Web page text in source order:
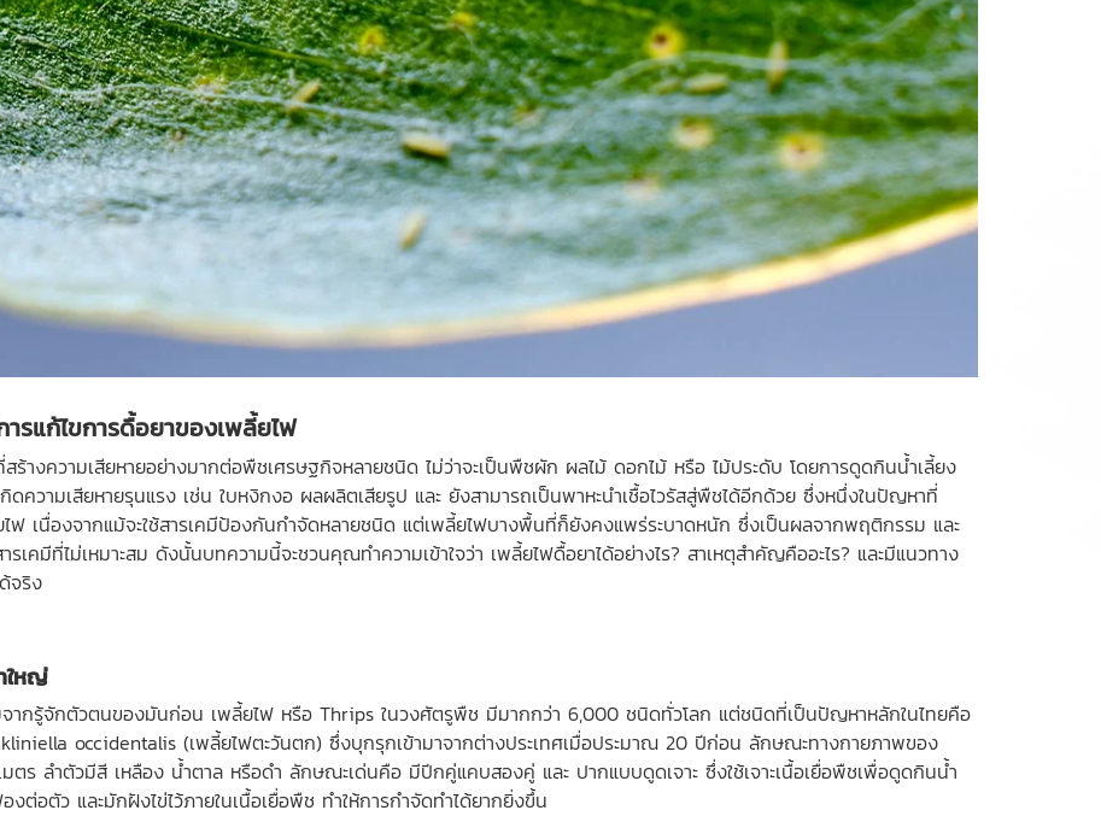
ารแก้ไขการดื้อยาของเพลี้ยไฟ
ร้างความเสียหายอย่างมากต่อพืชเศรษฐกิจหลายชนิด ไม่ว่าจะเป็นพืชผัก ผลไม้ ดอกไม้ หรือ ไม้ประดับ โดยการดูดกินน้ำเลี้ยง
ความเสียหายรุนแรง เช่น ใบหงิกงอ ผลผลิตเสียรูป และ ยังสามารถเป็นพาหะนำเชื้อไวรัสสู่พืชได้อีกด้วย ซึ่งหนึ่งในปัญหาที่
เนื่องจากแม้จะใช้สารเคมีป้องกันกำจัดหลายชนิด แต่เพลี้ยไฟบางพื้นที่ก็ยังคงแพร่ระบาดหนัก ซึ่งเป็นผลจากพฤติกรรม และ
คมีที่ไม่เหมาะสม ดังนั้นบทความนี้จะชวนคุณทำความเข้าใจว่า เพลี้ยไฟดื้อยาได้อย่างไร? สาเหตุสำคัญคืออะไร? และมีแนวทาง
จริง
ใหญ่
ริ่มจากรู้จักตัวตนของมันก่อน เพลี้ยไฟ หรือ Thrips ในวงศัตรูพืช มีมากกว่า 6,000 ชนิดทั่วโลก แต่ชนิดที่เป็นปัญหาหลักในไทยคือ
occidentalis (เพลี้ยไฟตะวันตก) ซึ่งบุกรุกเข้ามาจากต่างประเทศเมื่อประมาณ 20 ปีก่อน ลักษณะทางกายภาพของ
ร ลำตัวมีสี เหลือง น้ำตาล หรือดำ ลักษณะเด่นคือ มีปีกคู่แคบสองคู่ และ ปากแบบดูดเจาะ ซึ่งใช้เจาะเนื้อเยื่อพืชเพื่อดูดกินน้ำ
ต่อตัว และมักฝังไข่ไว้ภายในเนื้อเยื่อพืช ทำให้การกำจัดทำได้ยากยิ่งขึ้น